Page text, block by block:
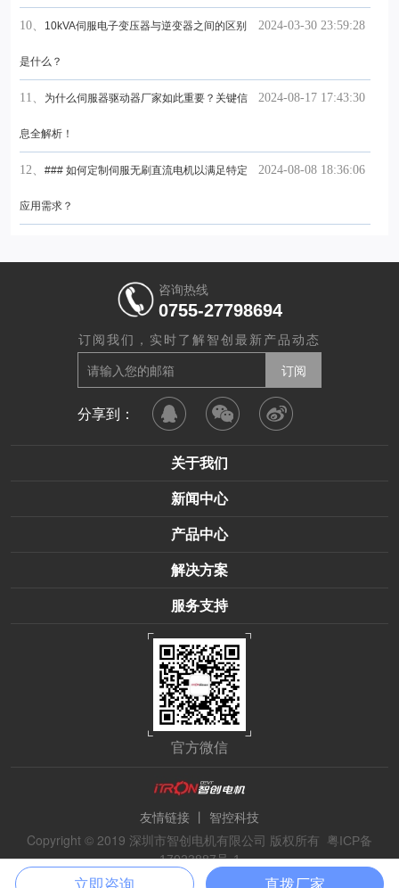
2024-03-30 23:59:28
10、 10kVA伺服电子变压器与逆变器之间的区别
是什么？
2024-08-17 17:43:30
11、 为什么伺服器驱动器厂家如此重要？关键信
息全解析！
2024-08-08 18:36:06
12、 ### 如何定制伺服无刷直流电机以满足特定
应用需求？
咨询热线
0755-27798694
订阅我们，实时了解智创最新产品动态
分享到：
关于我们
新闻中心
产品中心
解决方案
服务支持
官方微信
友情链接 丨 智控科技
Copyright © 2019 深圳市智创电机有限公司 版权所有
粤ICP备
17023887号-1
立即咨询 直拨厂家